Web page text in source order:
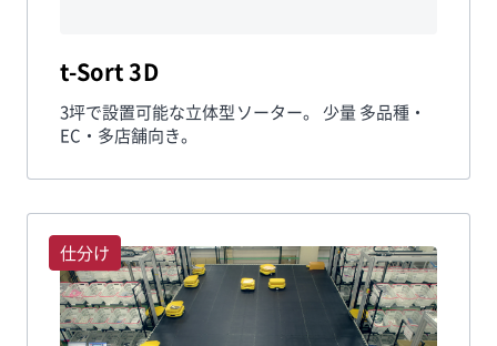
t-Sort 3D
3坪で設置可能な立体型ソーター。 少量 多品種・
EC・多店舗向き。
仕分け